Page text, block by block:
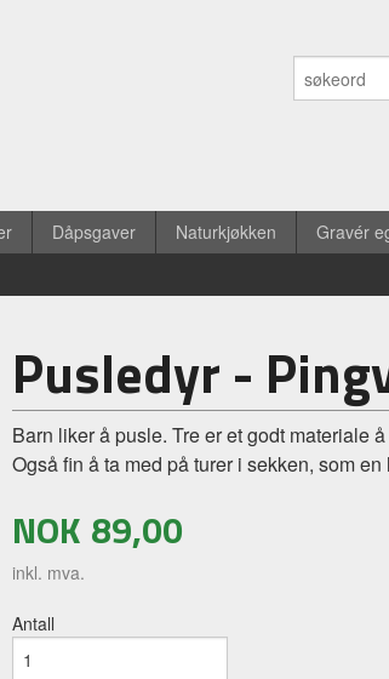
Dåpsgaver Naturkjøkken Gravér
Pusledyr -
Barn liker å pusle. Tre er et godt materiale
Også fin å ta med på turer i sekken, som
NOK 89,00
inkl. mva.
Antall